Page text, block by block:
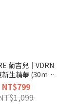
蘭吉兒｜VDRN
新生精華 (30ml/
瓶)
NT$799